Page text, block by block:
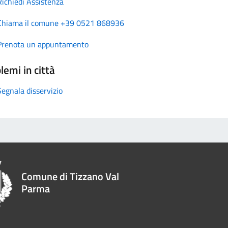
il comune +39 0521 868936
un appuntamento
in città
disservizio
Comune di Tizzano Val
Parma